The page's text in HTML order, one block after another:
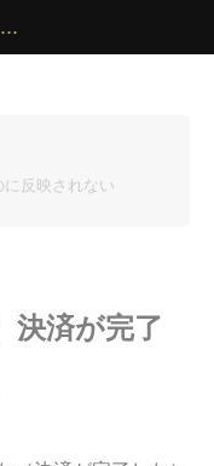
に反映されない
決済が完了